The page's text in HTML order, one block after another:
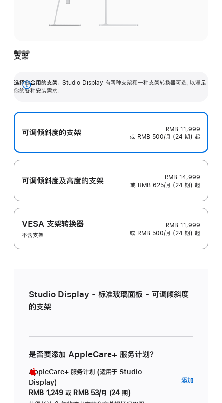
支架
选择你合用的支架。 Studio Display 有两种支架和一种支架转换器可选，以满足
你的各种安装需求。
展
可调倾斜度的支架
RMB 11,999
或 RMB 500/月 (24 期) 起
可调倾斜度及高‍度的支‍架
RMB 14,999
或 RMB 625/月 (24 期) 起
VESA 支架转换器
不含支架
RMB 11,999
或 RMB 500/月 (24 期) 起
Studio Display - 标准玻璃面板 - 可调倾斜度
的支架
是否要添加 AppleCare+ 服务计划？
AppleCare+ 服务计划 (适用于 Studio
Display)
RMB 1,249 或 RMB 53/月 (24 期)
添加